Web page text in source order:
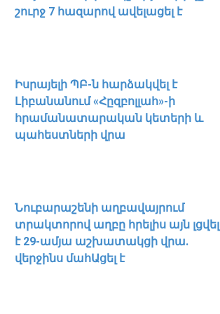
շուրջ 7 հազարով ավելացել է
Իսրայելի ՊԲ-ն հարձակվել է
Լիբանանում «Հըզբոլլահ»-ի
հրամանատարական կետերի և
պահեստների վրա
Նուբարաշենի աղբավայրում
տրակտորով աղբը հրելիս այն լցվել
է 29-ամյա աշխատակցի վրա.
վերջինս մահԱցել է